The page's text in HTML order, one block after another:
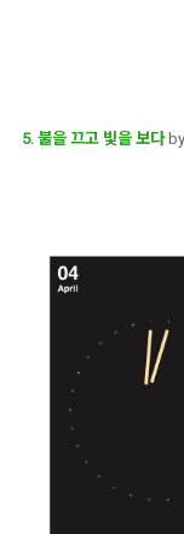
5. 불을 끄고 빛을 보다